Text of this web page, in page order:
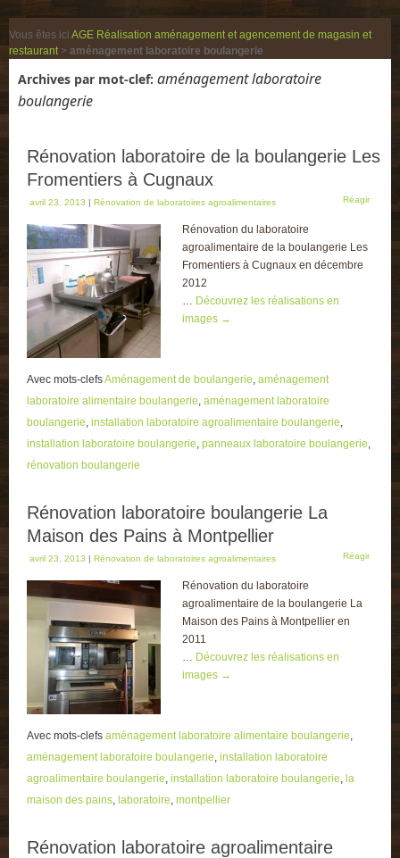
Vous êtes ici AGE Réalisation aménagement et agencement de magasin et
restaurant > aménagement laboratoire boulangerie
Archives par mot-clef: aménagement laboratoire
boulangerie
Rénovation laboratoire de la boulangerie Les
Fromentiers à Cugnaux
avril 23, 2013 | Rénovation de laboratoires agroalimentaires Réagir
Rénovation du laboratoire
agroalimentaire de la boulangerie Les
Fromentiers à Cugnaux en décembre
2012
… Découvrez les réalisations en
images →
Avec mots-clefsAménagement de boulangerie, aménagement
laboratoire alimentaire boulangerie, aménagement laboratoire
boulangerie, installation laboratoire agroalimentaire boulangerie,
installation laboratoire boulangerie, panneaux laboratoire boulangerie,
rénovation boulangerie
Rénovation laboratoire boulangerie La
Maison des Pains à Montpellier
avril 23, 2013 | Rénovation de laboratoires agroalimentaires Réagir
Rénovation du laboratoire
agroalimentaire de la boulangerie La
Maison des Pains à Montpellier en
2011
… Découvrez les réalisations en
images →
Avec mots-clefs aménagement laboratoire alimentaire boulangerie,
aménagement laboratoire boulangerie, installation laboratoire
agroalimentaire boulangerie, installation laboratoire boulangerie, la
maison des pains, laboratoire, montpellier
Rénovation laboratoire agroalimentaire